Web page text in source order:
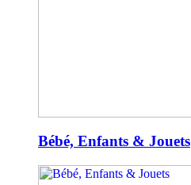
Bébé, Enfants & Jouets